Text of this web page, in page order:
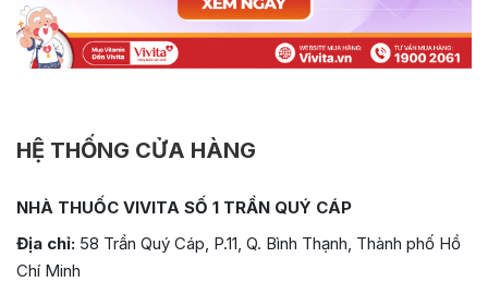
HỆ THỐNG CỬA HÀNG
NHÀ THUỐC VIVITA SỐ 1 TRẦN QUÝ CÁP
Địa chỉ: 58 Trần Quý Cáp, P.11, Q. Bình Thạnh, Thành phố Hồ
Chí Minh